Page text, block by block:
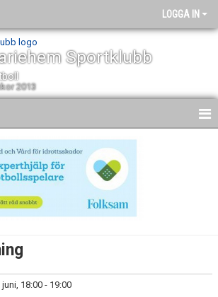
LOGGA IN
Sportklubb
2013
18:00 - 19:00